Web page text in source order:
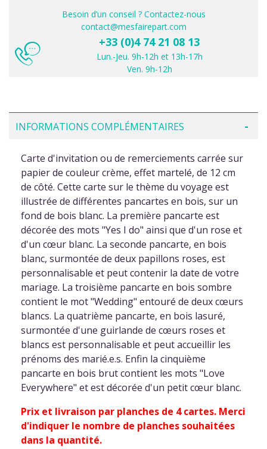
Besoin d’un conseil ? Contactez-nous
contact@mesfairepart.com
+33 (0)4 74 21 08 13
Lun.-Jeu. 9h-12h et 13h-17h
Ven. 9h-12h
INFORMATIONS COMPLÉMENTAIRES
Carte d'invitation ou de remerciements carrée sur
papier de couleur crème, effet martelé, de 12 cm
de côté. Cette carte sur le thème du voyage est
illustrée de différentes pancartes en bois, sur un
fond de bois blanc. La première pancarte est
décorée des mots "Yes I do" ainsi que d'un rose et
d'un cœur blanc. La seconde pancarte, en bois
blanc, surmontée de deux papillons roses, est
personnalisable et peut contenir la date de votre
mariage. La troisième pancarte en bois sombre
contient le mot "Wedding" entouré de deux cœurs
blancs. La quatrième pancarte, en bois lasuré,
surmontée d'une guirlande de cœurs roses et
blancs est personnalisable et peut accueillir les
prénoms des marié.e.s. Enfin la cinquième
pancarte en bois brut contient les mots "Love
Everywhere" et est décorée d'un petit cœur blanc.
Prix et livraison par planches de 4 cartes. Merci
d'indiquer le nombre de planches souhaitées
dans la quantité.